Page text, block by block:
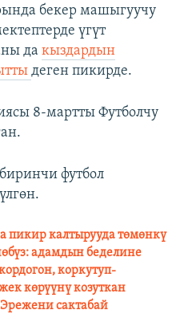
бекер машыгуучу
үгүт
да кыздардын
деген пикирде.
8-мартты Футболчу
футбол
пикир калтырууда төмөнкү
адамдын беделине
коркутуп-
көрүүнү козуткан
сактабай